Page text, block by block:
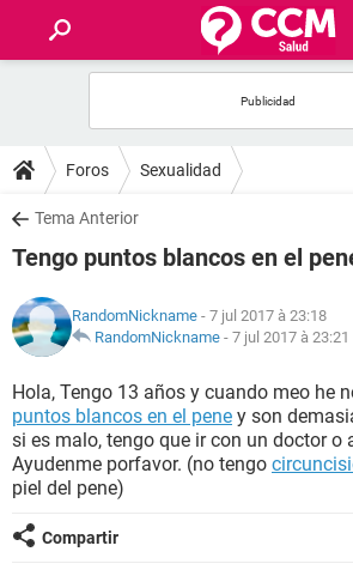
FORUMS
SALUD
FAMILIA
NUTRICIÓN
BIENESTAR
SEXUALIDAD
GLOSARIO
Foros Sexualidad
Tema Anterior
Tengo puntos blancos en el
RandomNickname - 7 jul 2017 à 23:18
RandomNickname - 7 jul 2017 à 23:21
Hola, Tengo 13 años y cuando meo he
puntos blancos en el pene y son
si es malo, tengo que ir con un doctor o
Ayudenme porfavor. (no tengo
piel del pene)
Compartir